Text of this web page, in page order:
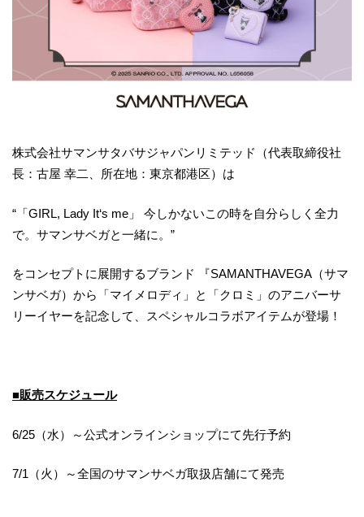
株式会社サマンサタバサジャパンリミテッド（代表取締役社
長：古屋 幸二、所在地：東京都港区）は
“「GIRL, Lady It‘s me」 今しかないこの時を自分らしく全力
で。サマンサベガと一緒に。”
をコンセプトに展開するブランド 『SAMANTHAVEGA（サマ
ンサベガ）から「マイメロディ」と「クロミ」のアニバーサ
リーイヤーを記念して、スペシャルコラボアイテムが登場！
■販売スケジュール
6/25（水）～公式オンラインショップにて先行予約
7/1（火）～全国のサマンサベガ取扱店舗にて発売